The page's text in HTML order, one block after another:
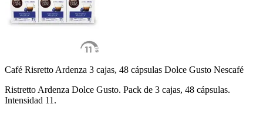
Café Risretto Ardenza 3 cajas, 48 cápsulas Dolce Gusto Nescafé
Ristretto Ardenza Dolce Gusto. Pack de 3 cajas, 48 cápsulas.
Intensidad 11.